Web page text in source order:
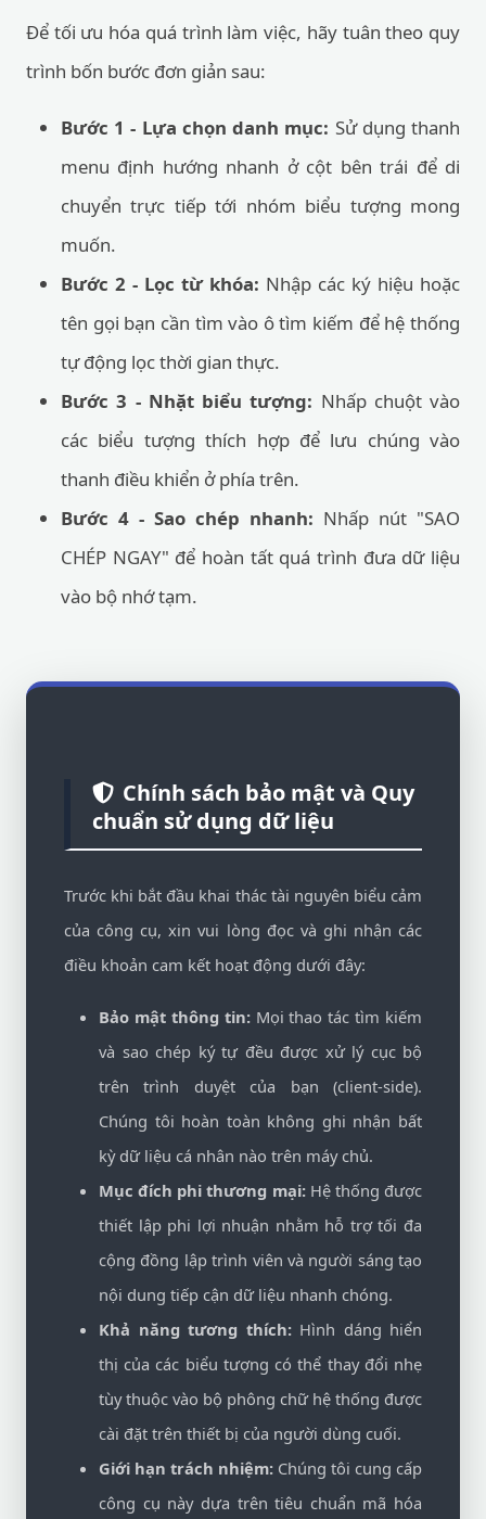
Để tối ưu hóa quá trình làm việc, hãy tuân theo quy
trình bốn bước đơn giản sau:
Bước 1 - Lựa chọn danh mục: Sử dụng thanh
menu định hướng nhanh ở cột bên trái để di
chuyển trực tiếp tới nhóm biểu tượng mong
muốn.
Bước 2 - Lọc từ khóa: Nhập các ký hiệu hoặc
tên gọi bạn cần tìm vào ô tìm kiếm để hệ thống
tự động lọc thời gian thực.
Bước 3 - Nhặt biểu tượng: Nhấp chuột vào
các biểu tượng thích hợp để lưu chúng vào
thanh điều khiển ở phía trên.
Bước 4 - Sao chép nhanh: Nhấp nút "SAO
CHÉP NGAY" để hoàn tất quá trình đưa dữ liệu
vào bộ nhớ tạm.
Chính sách bảo mật và Quy
chuẩn sử dụng dữ liệu
Trước khi bắt đầu khai thác tài nguyên biểu cảm
của công cụ, xin vui lòng đọc và ghi nhận các
điều khoản cam kết hoạt động dưới đây:
Bảo mật thông tin:Mọi thao tác tìm kiếm
và sao chép ký tự đều được xử lý cục bộ
trên trình duyệt của bạn (client-side).
Chúng tôi hoàn toàn không ghi nhận bất
kỳ dữ liệu cá nhân nào trên máy chủ.
Mục đích phi thương mại:Hệ thống được
thiết lập phi lợi nhuận nhằm hỗ trợ tối đa
cộng đồng lập trình viên và người sáng tạo
nội dung tiếp cận dữ liệu nhanh chóng.
Khả năng tương thích:Hình dáng hiển
thị của các biểu tượng có thể thay đổi nhẹ
tùy thuộc vào bộ phông chữ hệ thống được
cài đặt trên thiết bị của người dùng cuối.
Giới hạn trách nhiệm: Chúng tôi cung cấp
công cụ này dựa trên tiêu chuẩn mã hóa